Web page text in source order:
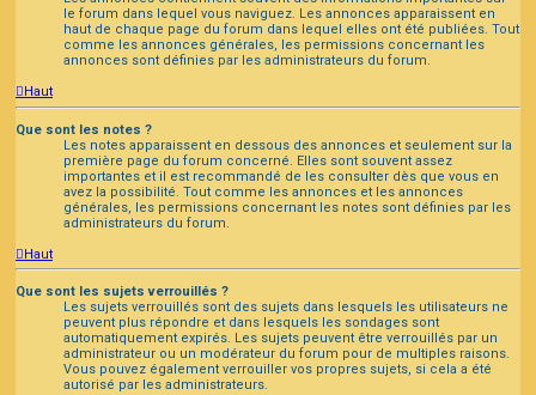
le forum dans lequel vous naviguez. Les annonces apparaissent en
haut de chaque page du forum dans lequel elles ont été publiées. Tout
comme les annonces générales, les permissions concernant les
annonces sont définies par les administrateurs du forum.
Haut
Que sont les notes ?
Les notes apparaissent en dessous des annonces et seulement sur la
première page du forum concerné. Elles sont souvent assez
importantes et il est recommandé de les consulter dès que vous en
avez la possibilité. Tout comme les annonces et les annonces
générales, les permissions concernant les notes sont définies par les
administrateurs du forum.
Haut
Que sont les sujets verrouillés ?
Les sujets verrouillés sont des sujets dans lesquels les utilisateurs ne
peuvent plus répondre et dans lesquels les sondages sont
automatiquement expirés. Les sujets peuvent être verrouillés par un
administrateur ou un modérateur du forum pour de multiples raisons.
Vous pouvez également verrouiller vos propres sujets, si cela a été
autorisé par les administrateurs.